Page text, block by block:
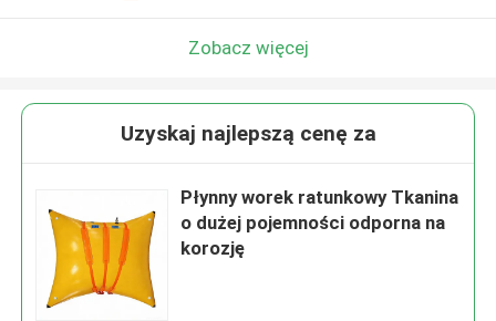
Zobacz więcej
Uzyskaj najlepszą cenę za
Płynny worek ratunkowy Tkanina
o dużej pojemności odporna na
korozję